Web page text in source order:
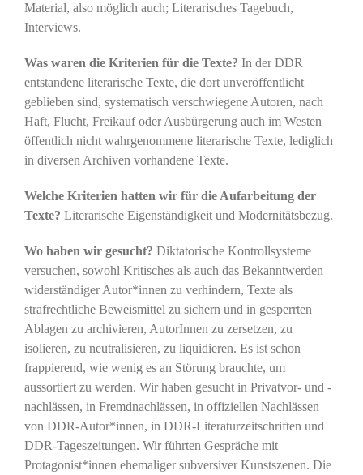
Material, also möglich auch; Literarisches Tagebuch,
Interviews.
Was waren die Kriterien für die Texte? In der DDR
entstandene literarische Texte, die dort unveröffentlicht
geblieben sind, systematisch verschwiegene Autoren, nach
Haft, Flucht, Freikauf oder Ausbürgerung auch im Westen
öffentlich nicht wahrgenommene literarische Texte, lediglich
in diversen Archiven vorhandene Texte.
Welche Kriterien hatten wir für die Aufarbeitung der
Texte? Literarische Eigenständigkeit und Modernitätsbezug.
Wo haben wir gesucht? Diktatorische Kontrollsysteme
versuchen, sowohl Kritisches als auch das Bekanntwerden
widerständiger Autor*innen zu verhindern, Texte als
strafrechtliche Beweismittel zu sichern und in gesperrten
Ablagen zu archivieren, AutorInnen zu zersetzen, zu
isolieren, zu neutralisieren, zu liquidieren. Es ist schon
frappierend, wie wenig es an Störung brauchte, um
aussortiert zu werden. Wir haben gesucht in Privatvor- und -
nachlässen, in Fremdnachlässen, in offiziellen Nachlässen
von DDR-Autor*innen, in DDR-Literaturzeitschriften und
DDR-Tageszeitungen. Wir führten Gespräche mit
Protagonist*innen ehemaliger subversiver Kunstszenen. Die